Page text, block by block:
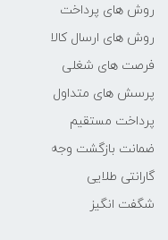
روش های پرداخت
روش های ارسال کالا
فرصت های شغلی
پرسش های متداول
پرداخت مستقیم
ضمانت بازگشت وجه
گارانتی طلایی
شگفت انگیز